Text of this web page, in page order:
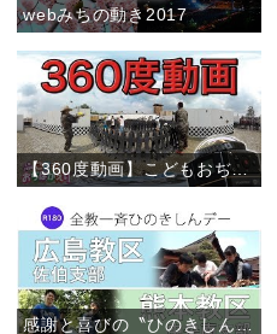
webみちの動き2017
【360度動画】こどもおぢばがえり(2017)
感謝と喜びの〝ひのきしんデー〟(2017年)